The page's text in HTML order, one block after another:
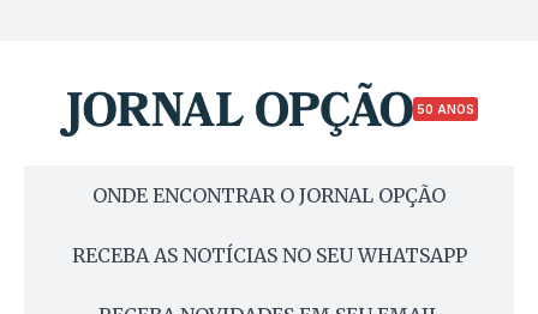
50 ANOS
ONDE ENCONTRAR O JORNAL OPÇÃO
RECEBA AS NOTÍCIAS NO SEU WHATSAPP